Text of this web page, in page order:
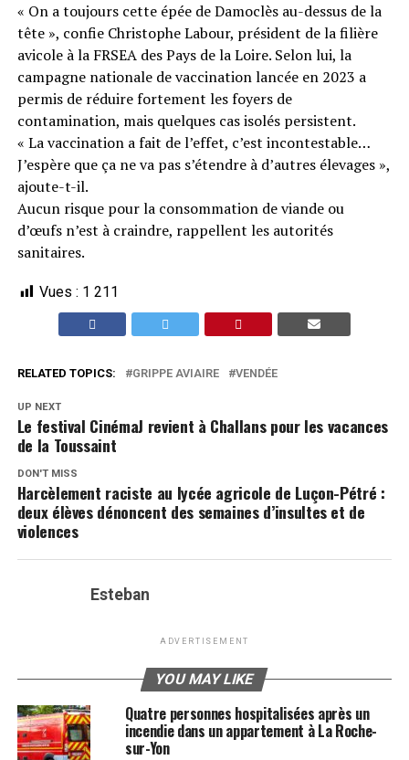
« On a toujours cette épée de Damoclès au-dessus de la
tête », confie Christophe Labour, président de la filière
avicole à la FRSEA des Pays de la Loire. Selon lui, la
campagne nationale de vaccination lancée en 2023 a
permis de réduire fortement les foyers de
contamination, mais quelques cas isolés persistent.
« La vaccination a fait de l’effet, c’est incontestable…
J’espère que ça ne va pas s’étendre à d’autres élevages »,
ajoute-t-il.
Aucun risque pour la consommation de viande ou
d’œufs n’est à craindre, rappellent les autorités
sanitaires.
Vues : 1 211
RELATED TOPICS: GRIPPE AVIAIRE VENDÉE
UP NEXT
Le festival CinémaJ revient à Challans pour les vacances
de la Toussaint
DON'T MISS
Harcèlement raciste au lycée agricole de Luçon-Pétré :
deux élèves dénoncent des semaines d’insultes et de
violences
Esteban
ADVERTISEMENT
YOU MAY LIKE
Quatre personnes hospitalisées après un
incendie dans un appartement à La Roche-
sur-Yon